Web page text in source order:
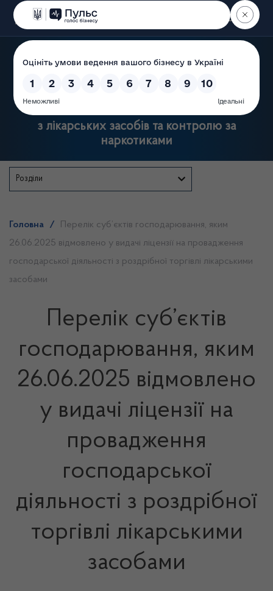
Пошук
Державна служба України
з лікарських засобів та контролю за
наркотиками
Розділи
Головна /
Перелік суб’єктів господарювання, яким
26.06.2025 відмовлено у видачі ліцензії на провадження
господарської діяльності з роздрібної торгівлі лікарськими
засобами
Перелік суб’єктів
господарювання, яким
26.06.2025 відмовлено
у видачі ліцензії на
провадження
господарської
діяльності з роздрібної
торгівлі лікарськими
засобами